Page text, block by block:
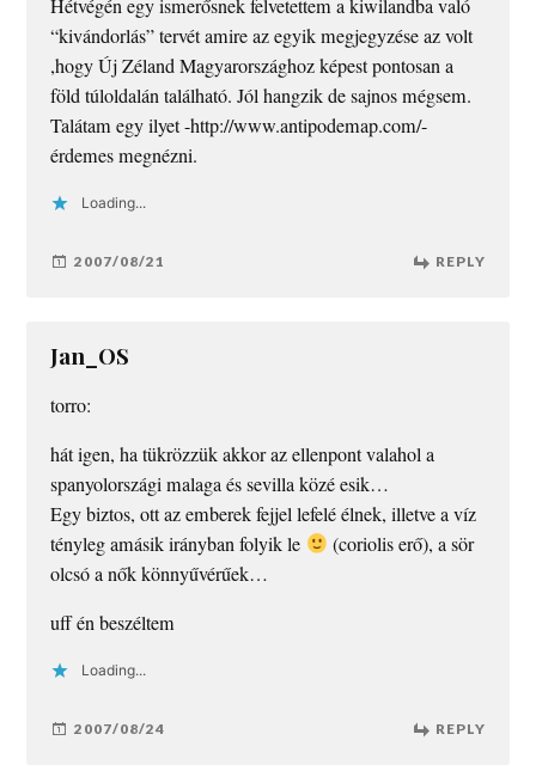
Hétvégén egy ismerősnek felvetettem a kiwilandba való
“kivándorlás” tervét amire az egyik megjegyzése az volt
,hogy Új Zéland Magyarországhoz képest pontosan a
föld túloldalán található. Jól hangzik de sajnos mégsem.
Talátam egy ilyet -http://www.antipodemap.com/-
érdemes megnézni.
Loading...
2007/08/21 REPLY
Jan_OS
torro:
hát igen, ha tükrözzük akkor az ellenpont valahol a
spanyolországi malaga és sevilla közé esik…
Egy biztos, ott az emberek fejjel lefelé élnek, illetve a víz
tényleg amásik irányban folyik le
(coriolis erő), a sör
olcsó a nők könnyűvérűek…
uff én beszéltem
Loading...
2007/08/24 REPLY